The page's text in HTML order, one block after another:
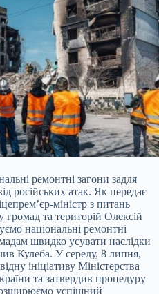
ремонтні загони задля
російських атак. Як передає
міністр з питань
та територій Олексій
національні ремонтні
швидко усувати наслідки
Кулеба. У середу, 8 липня,
ініціативу Міністерства
та затвердив процедуру
успішний